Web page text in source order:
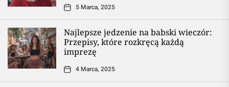
5 Marca, 2025
Najlepsze jedzenie na babski wieczór:
Przepisy, które rozkręcą każdą
imprezę
4 Marca, 2025